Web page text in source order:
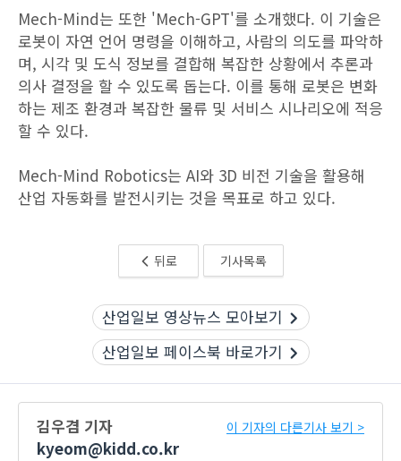
Mech-Mind는 또한 'Mech-GPT'를 소개했다. 이 기술은
로봇이 자연 언어 명령을 이해하고, 사람의 의도를 파악하
며, 시각 및 도식 정보를 결합해 복잡한 상황에서 추론과
의사 결정을 할 수 있도록 돕는다. 이를 통해 로봇은 변화
하는 제조 환경과 복잡한 물류 및 서비스 시나리오에 적응
할 수 있다.
Mech-Mind Robotics는 AI와 3D 비전 기술을 활용해
산업 자동화를 발전시키는 것을 목표로 하고 있다.
뒤로 기사목록
산업일보 영상뉴스 모아보기
산업일보 페이스북 바로가기
김우겸 기자
kyeom@kidd.co.kr
이 기자의 다른기사 보기 >